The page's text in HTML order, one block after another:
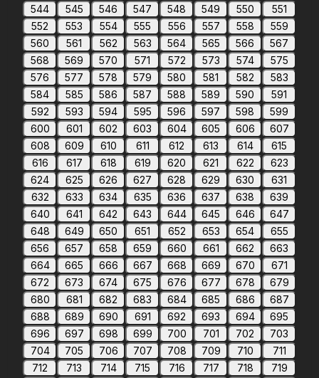
544
545 546 547 548 549 550
551
552
553 554 555 556 557 558
559
560
561 562 563 564 565 566
567
568
569 570 571 572 573 574
575
576
577 578 579 580 581 582
583
584
585 586 587 588 589 590
591
592
593 594 595 596 597 598
599
600
601 602 603 604 605 606
607
608
609 610 611 612 613 614
615
616
617 618 619 620 621 622
623
624
625 626 627 628 629 630
631
632
633 634 635 636 637 638
639
640
641 642 643 644 645 646
647
648
649 650 651 652 653 654
655
656
657 658 659 660 661 662
663
664
665 666 667 668 669 670
671
672
673 674 675 676 677 678
679
680
681 682 683 684 685 686
687
688
689 690 691 692 693 694
695
696
697 698 699 700 701 702
703
704
705 706 707 708 709 710
711
712
713 714 715 716 717 718
719